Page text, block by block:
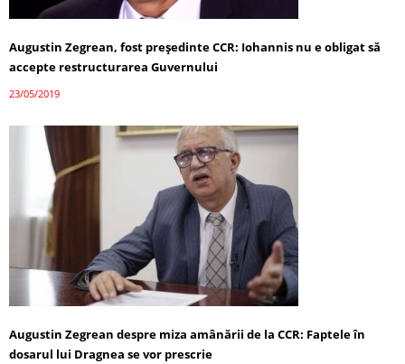
Augustin Zegrean, fost preşedinte CCR: Iohannis nu e obligat să
accepte restructurarea Guvernului
23/05/2019
Augustin Zegrean despre miza amânării de la CCR: Faptele în
dosarul lui Dragnea se vor prescrie